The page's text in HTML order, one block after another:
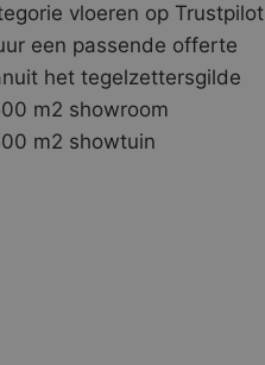
vloeren op Trustpilot
een passende offerte
het tegelzettersgilde
m2 showroom
m2 showtuin